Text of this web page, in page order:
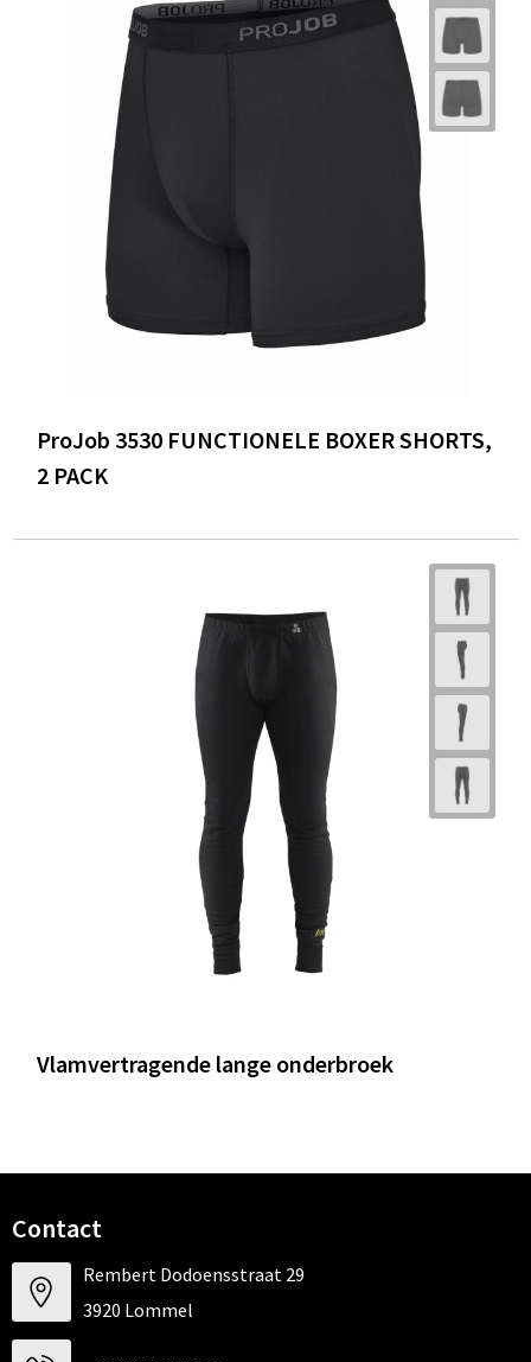
ProJob 3530 FUNCTIONELE BOXER SHORTS,
2 PACK
Vlamvertragende lange onderbroek
Contact
Rembert Dodoensstraat 29
3920 Lommel